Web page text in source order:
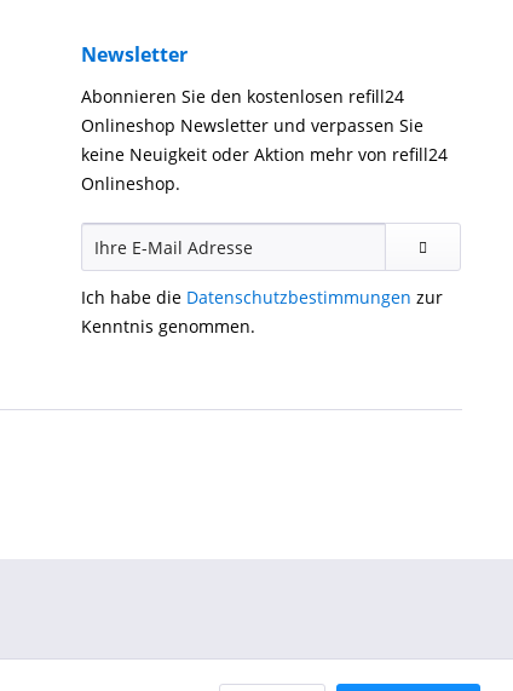
Newsletter
Abonnieren Sie den kostenlosen refill24
Onlineshop Newsletter und verpassen Sie
keine Neuigkeit oder Aktion mehr von refill24
Onlineshop.
Ich habe die Datenschutzbestimmungen zur
Kenntnis genommen.